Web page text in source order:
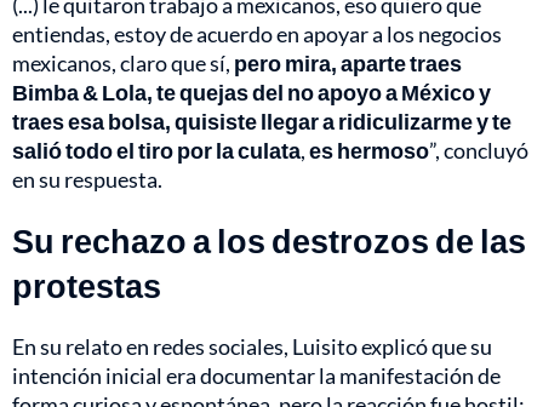
entiendas, estoy de acuerdo en apoyar a los negocios
mexicanos, claro que sí, pero mira, aparte traes
Bimba & Lola, te quejas del no apoyo a México y
traes esa bolsa, quisiste llegar a ridiculizarme y te
salió todo el tiro por la culata,es hermoso”, concluyó
en su respuesta.
Su rechazo a los destrozos de las
protestas
En su relato en redes sociales, Luisito explicó que su
intención inicial era documentar la manifestación de